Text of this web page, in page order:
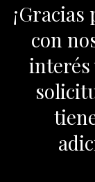
con
interés